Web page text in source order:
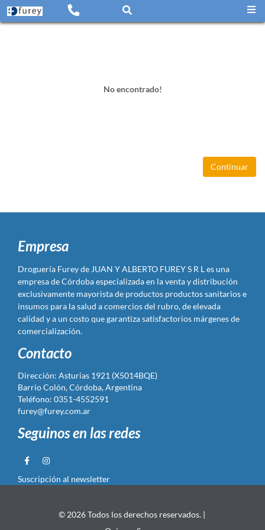
No encontrado!
Continuar
Empresa
Droguería Furey de JUAN Y ALBERTO FUREY S R L es una
empresa de Córdoba especializada en la venta y distribución
exclusivamente mayorista de productos productos sanitarios e
insumos para la salud a comercios del rubro, de elevada
calidad y a un costo que garantiza satisfactorios márgenes de
comercialización.
Contacto
Dirección: Asturias 1921 (X5014BQE)
Barrio Colón, Córdoba, Argentina
Teléfono: 0351-4552591
furey@furey.com.ar
Seguinos en las redes
Suscripción al newsletter
© 2026 Todos los derechos reservados. |